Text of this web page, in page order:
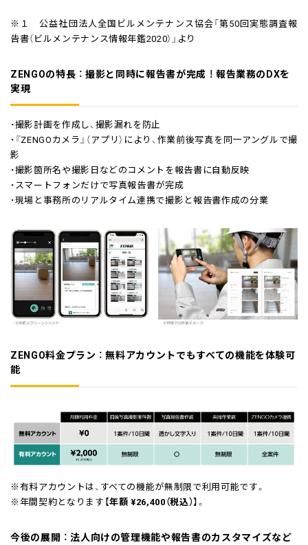
※１ 公益社団法人全国ビルメンテナンス協会「第50回実態調査報
告書（ビルメンテナンス情報年鑑2020）」より
ZENGOの特長 ： 撮影と同時に報告書が完成 ！ 報告業務のDXを
実現
・撮影計画を作成し、撮影漏れを防止
・『ZENGOカメラ』（アプリ）により、作業前後写真を同一アングルで撮
影
・撮影箇所名や撮影日などのコメントを報告書に自動反映
・スマートフォンだけで写真報告書が完成
・現場と事務所のリアルタイム連携で撮影と報告書作成の分業
ZENGO料金プラン ： 無料アカウントでもすべての機能を体験可
能
※有料アカウントは、すべての機能が無制限で利用可能です。
※年間契約となります【年額 ¥26,400（税込）】。
今後の展開 ： 法人向けの管理機能や報告書のカスタマイズなど